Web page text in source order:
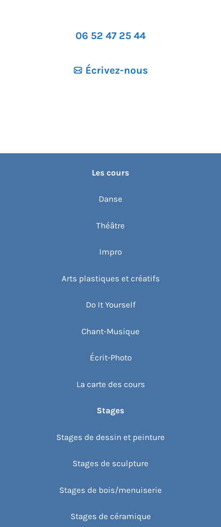
06 52 47 25 44
Écrivez-nous
Les cours
Danse
Théâtre
Impro
Arts plastiques et créatifs
Do It Yourself
Chant-Musique
Écrit-Photo
La carte des cours
Stages
Stages de dessin et peinture
Stages de sculpture
Stages de bois/menuiserie
Stages de céramique